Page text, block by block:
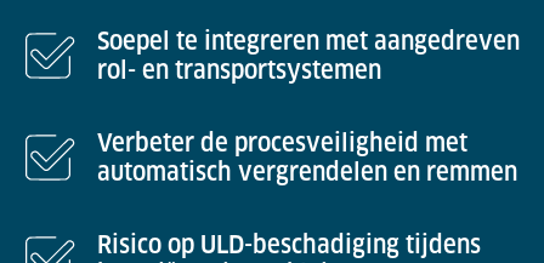
Soepel te integreren met aangedreven
rol- en transportsystemen
Verbeter de procesveiligheid met
automatisch vergrendelen en remmen
Risico op ULD-beschadiging tijdens